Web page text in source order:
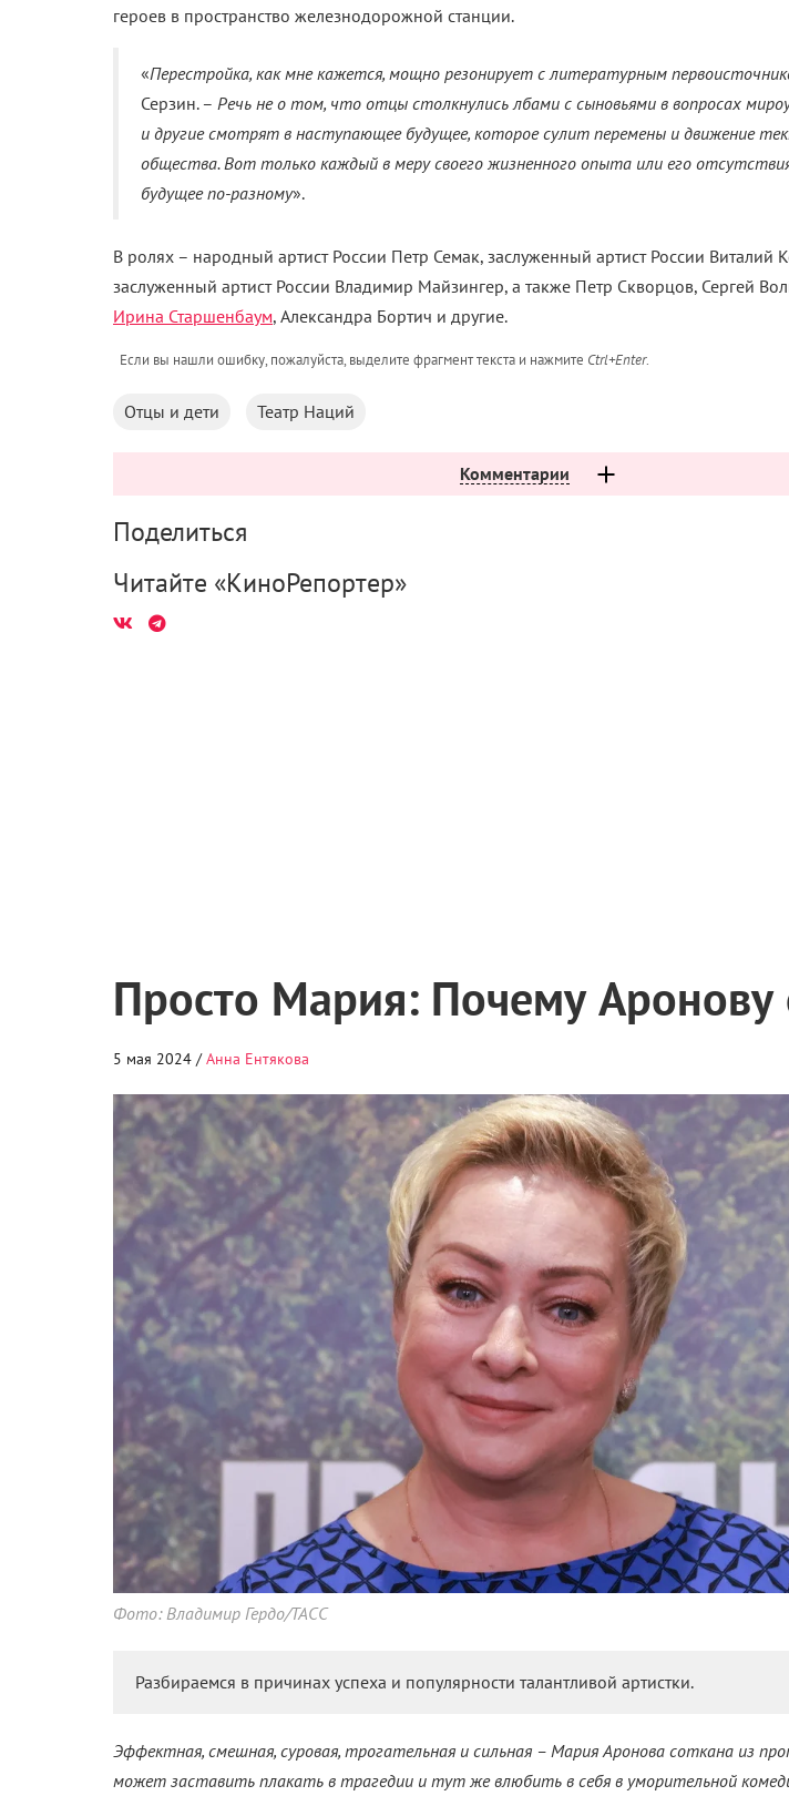
героев в пространство железнодорожной станции.
«Перестройка, как мне кажется, мощно резонирует с литературным
Серзин. – Речь не о том, что отцы столкнулись лбами с сыновьями в вопросах
и другие смотрят в наступающее будущее, которое сулит перемены и движение
общества. Вот только каждый в меру своего жизненного опыта или его
будущее по-разному».
В ролях – народный артист России Петр Семак, заслуженный артист России Виталий
заслуженный артист России Владимир Майзингер, а также Петр Скворцов, Сергей
Ирина Старшенбаум, Александра Бортич и другие.
Если вы нашли ошибку, пожалуйста, выделите фрагмент текста и нажмите Ctrl+Enter.
Отцы и дети Театр Наций
Комментарии
Поделиться
Читайте «КиноРепортер»
Просто Мария: Почему
5 мая 2024 /Анна Ентякова
Фото: Владимир Гердо/ТАСС
Разбираемся в причинах успеха и популярности талантливой артистки.
Эффектная, смешная, суровая, трогательная и сильная – Мария Аронова соткана из
может заставить плакать в трагедии и тут же влюбить в себя в уморительной